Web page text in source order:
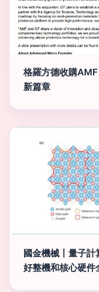
格羅方德收購
新篇章
國金機械丨量子
好整機和核心硬件